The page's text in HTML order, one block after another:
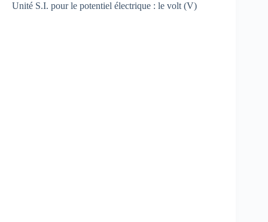
Unité S.I. pour le potentiel électrique : le volt (V)